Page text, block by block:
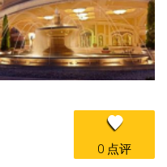
0 点评